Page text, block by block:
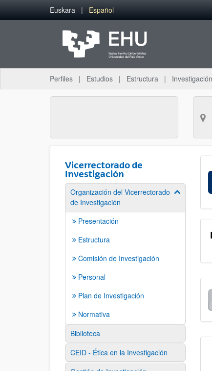
Saltar al contenido principal
Euskara Español
Perfiles Estudios Estructura Investigación
Vicerrectorado de
Investigación
Organización del Vicerrectorado
de Investigación
Mostrar/
Presentación
Estructura
Comisión de Investigación
Personal
Plan de Investigación
Normativa
Biblioteca
CEID - Ética en la Investigación